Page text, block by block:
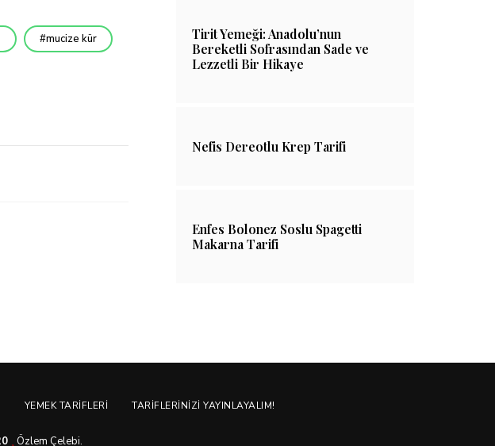
mucize kür
Tirit Yemeği: Anadolu’nun
Bereketli Sofrasından Sade ve
Lezzetli Bir Hikaye
Nefis Dereotlu Krep Tarifi
Enfes Bolonez Soslu Spagetti
Makarna Tarifi
YEMEK TARIFLERI TARIFLERINIZI YAYINLAYALIM!
Özlem Çelebi.